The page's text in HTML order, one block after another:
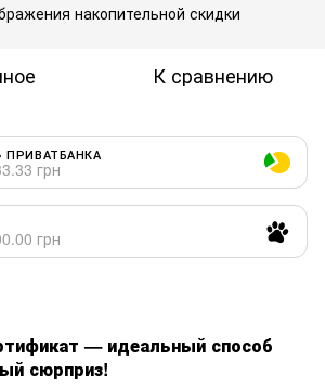
накопительной скидки
К сравнению
ПРИВАТБАНКА
грн
грн
— идеальный способ
сюрприз!